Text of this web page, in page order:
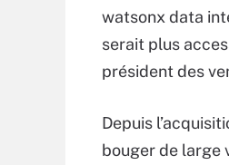
watsonx data
serait plus
président des
Depuis
bouger de large